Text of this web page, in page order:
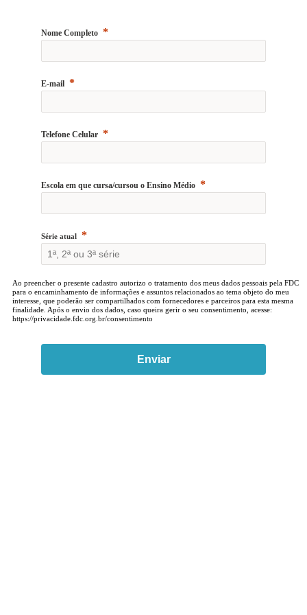
Nome Completo
E-mail
Telefone Celular
Escola em que cursa/cursou o Ensino Médio
Série atual
Ao preencher o presente cadastro autorizo o tratamento dos meus dados pessoais pela FDC
para o encaminhamento de informações e assuntos relacionados ao tema objeto do meu
interesse, que poderão ser compartilhados com fornecedores e parceiros para esta mesma
finalidade. Após o envio dos dados, caso queira gerir o seu consentimento, acesse:
https://privacidade.fdc.org.br/consentimento
Enviar